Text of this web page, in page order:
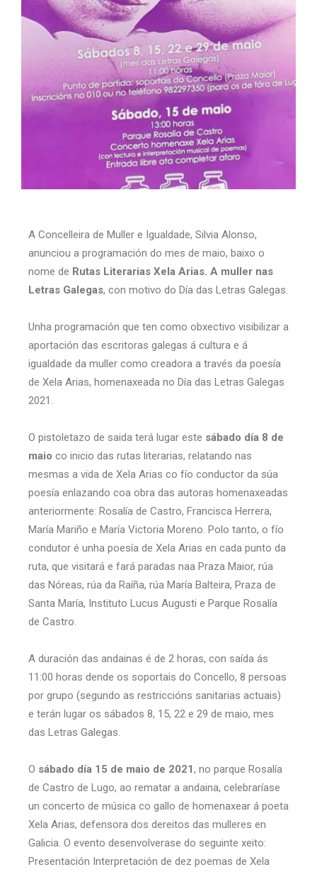
A Concelleira de Muller e Igualdade, Silvia Alonso,
anunciou a programación do mes de maio, baixo o
nome de Rutas Literarias Xela Arias. A muller nas
Letras Galegas, con motivo do Día das Letras Galegas.
Unha programación que ten como obxectivo visibilizar a
aportación das escritoras galegas á cultura e á
igualdade da muller como creadora a través da poesía
de Xela Arias, homenaxeada no Día das Letras Galegas
2021.
O pistoletazo de saida terá lugar este sábado día 8 de
maio co inicio das rutas literarias, relatando nas
mesmas a vida de Xela Arias co fío conductor da súa
poesía enlazando coa obra das autoras homenaxeadas
anteriormente: Rosalía de Castro, Francisca Herrera,
María Mariño e María Victoria Moreno. Polo tanto, o fío
condutor é unha poesía de Xela Arias en cada punto da
ruta, que visitará e fará paradas naa Praza Maior, rúa
das Nóreas, rúa da Raíña, rúa María Balteira, Praza de
Santa María, Instituto Lucus Augusti e Parque Rosalía
de Castro.
A duración das andainas é de 2 horas, con saída ás
11:00 horas dende os soportais do Concello, 8 persoas
por grupo (segundo as restriccións sanitarias actuais)
e terán lugar os sábados 8, 15, 22 e 29 de maio, mes
das Letras Galegas.
O sábado día 15 de maio de 2021, no parque Rosalía
de Castro de Lugo, ao rematar a andaina, celebraríase
un concerto de música co gallo de homenaxear á poeta
Xela Arias, defensora dos dereitos das mulleres en
Galicia. O evento desenvolverase do seguinte xeito:
Presentación Interpretación de dez poemas de Xela